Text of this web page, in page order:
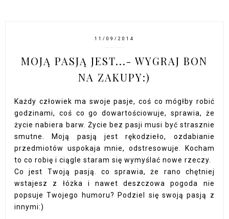
11/09/2014
MOJĄ PASJĄ JEST...- WYGRAJ BON
NA ZAKUPY:)
Każdy człowiek ma swoje pasje, coś co mógłby robić
godzinami, coś co go dowartościowuje, sprawia, że
życie nabiera barw. Życie bez pasji musi być strasznie
smutne. Moją pasją jest rękodzieło, ozdabianie
przedmiotów uspokaja mnie, odstresowuje. Kocham
to co robię i ciągle staram się wymyślać nowe rzeczy.
Co jest Twoją pasją. co sprawia, że rano chętniej
wstajesz z łóżka i nawet deszczowa pogoda nie
popsuje Twojego humoru? Podziel się swoją pasją z
innymi:)